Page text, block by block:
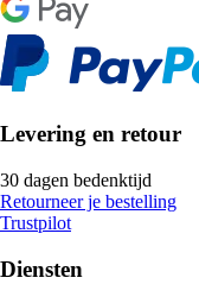
Levering en retour
30 dagen bedenktijd
Retourneer je bestelling
Trustpilot
Diensten